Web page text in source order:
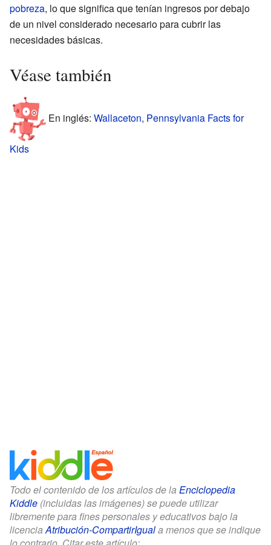
pobreza, lo que significa que tenían ingresos por debajo
de un nivel considerado necesario para cubrir las
necesidades básicas.
Véase también
En inglés: Wallaceton, Pennsylvania Facts for
Kids
Todo el contenido de los artículos de la Enciclopedia
Kiddle (incluidas las imágenes) se puede utilizar
libremente para fines personales y educativos bajo la
licenciaAtribución-CompartirIguala menos que se indique